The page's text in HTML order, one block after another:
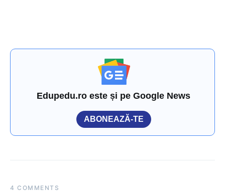
Edupedu.ro este și pe Google News
ABONEAZĂ-TE
4 COMMENTS